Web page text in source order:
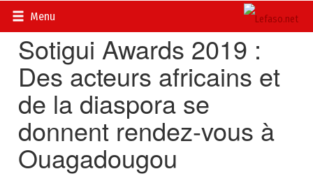
Menu
Accueil>
Sotigui Awards 2019 :
Des acteurs africains et
de la diaspora se
donnent rendez-vous à
Ouagadougou